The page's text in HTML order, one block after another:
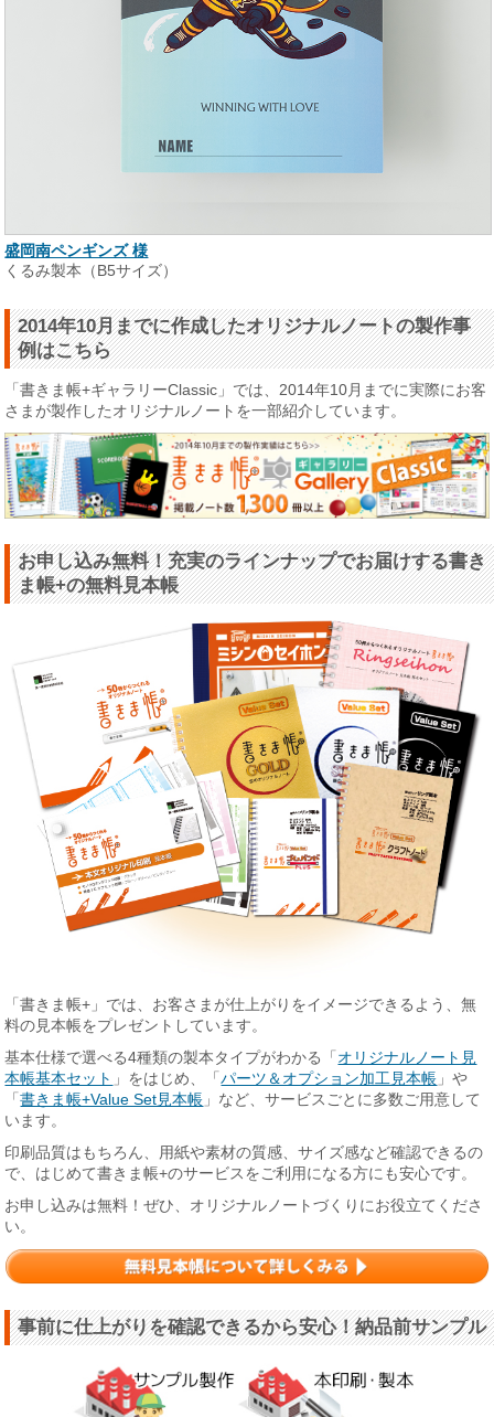
盛岡南ペンギンズ 様
くるみ製本（B5サイズ）
2014年10月までに作成したオリジナルノートの製作事
例はこちら
「書きま帳+ギャラリーClassic」では、2014年10月までに実際にお客
さまが製作したオリジナルノートを一部紹介しています。
お申し込み無料！充実のラインナップでお届けする書き
ま帳+の無料見本帳
「書きま帳+」では、お客さまが仕上がりをイメージできるよう、無
料の見本帳をプレゼントしています。
基本仕様で選べる4種類の製本タイプがわかる「 オリジナルノート見
本帳基本セット 」をはじめ、「パーツ＆オプション加工見本帳 」や
「書きま帳+Value Set見本帳 」など、サービスごとに多数ご用意して
います。
印刷品質はもちろん、用紙や素材の質感、サイズ感など確認できるの
で、はじめて書きま帳+のサービスをご利用になる方にも安心です。
お申し込みは無料！ぜひ、オリジナルノートづくりにお役立てくださ
い。
事前に仕上がりを確認できるから安心！納品前サンプル